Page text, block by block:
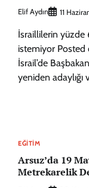
Elif Aydın 11
İsraillilerin yüzde
istemiyor Posted
İsrail’de
yeniden adaylığı
EĞITIM
Arsuz’da 19
Metrekarelik